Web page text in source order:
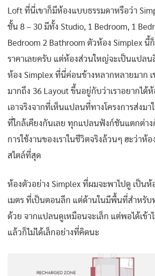
Loft ที่นี่เขาก็มีห้องแบบธรรมดาหรือว่า
ชั้น 8 – 30 มีทั้ง Studio, 1 Bedroom, 1
Bedroom 2 Bathroom ตัวห้อง Simplex นี้ก็
ราคาเลยครับ แต่ห้องส่วนใหญ่จะเป็นแปลน
ห้อง Simplex ที่นี่ค่อนข้างหลากหลายมาก
มากถึง 36 Layout ขึ้นอยู่กับว่าเราอยากได้
เอาจริงจากที่เห็นแปลนที่ทางโครงการส่งม
ที่ใกล้เคียงกันเลย ทุกแปลนฟังก์ชันแตกต่า
การใช้งานของเราในชีวิตจริงล้วนๆ ฮะว่าห้
สไตล์ที่สุด
ห้องตัวอย่าง Simplex ที่ผมจะพาไปดู เป็นห้
เมตร ที่เป็นตอนลึก แต่ด้านในมีพื้นที่สำหรับ
ด้วย จากแปลนดูเหมือนจะเล็ก แต่พอได้เข้า
แล้วก็ไม่ได้เล็กอย่างที่คิดนะ